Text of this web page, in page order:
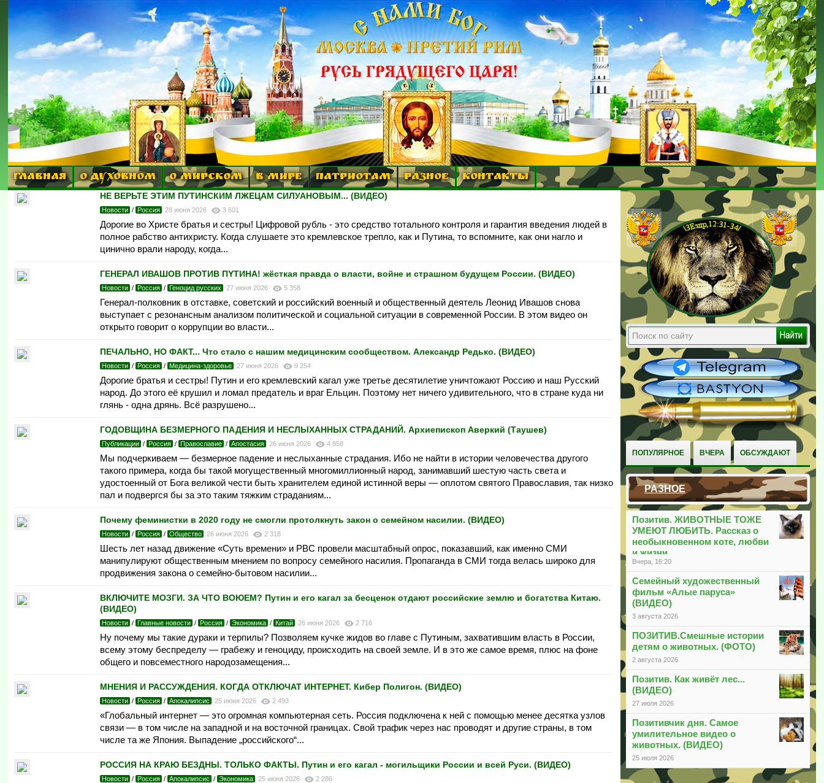
ГЛАВНАЯ О ДУХОВНОМ О МИРСКОМ В МИРЕ ПАТРИОТАМ РАЗНОЕ КОНТАКТЫ
ПОПУЛЯРНОЕ ВЧЕРА ОБСУЖДАЮТ
РАЗНОЕ
Позитив. ЖИВОТНЫЕ ТОЖЕ
УМЕЮТ ЛЮБИТЬ. Рассказ о
необыкновенном коте, любви
и жизни
Вчера, 16:20
Семейный художественный
фильм «Алые паруса»
(ВИДЕО)
3 августа 2026
ПОЗИТИВ.Смешные истории
детям о животных. (ФОТО)
2 августа 2026
Позитив. Как живёт лес...
(ВИДЕО)
27 июля 2026
Позитивчик дня. Самое
умилительное видео о
животных. (ВИДЕО)
25 июля 2026
НЕ ВЕРЬТЕ ЭТИМ ПУТИНСКИМ ЛЖЕЦАМ СИЛУАНОВЫМ... (ВИДЕО)
Новости / Россия 28 июня 2026 3 601
Дорогие во Христе братья и сестры! Цифровой рубль - это средство тотального контроля и гарантия введения людей в
полное рабство антихристу. Когда слушаете это кремлевское трепло, как и Путина, то вспомните, как они нагло и
цинично врали народу, когда...
ГЕНЕРАЛ ИВАШОВ ПРОТИВ ПYTИHA! жёсткая правда о власти, войне и страшном будущем России. (ВИДЕО)
Новости / Россия / Геноцид русских 27 июня 2026 5 358
Генерал-полковник в отставке, советский и российский военный и общественный деятель Леонид Ивашов снова
выступает с резонансным анализом политической и социальной ситуации в современной России. В этом видео он
открыто говорит о коррупции во власти...
ПЕЧАЛЬНО, НО ФАКТ... Что стало с нашим медицинским сообществом. Александр Редько. (ВИДЕО)
Новости / Россия / Медицина-здоровье 27 июня 2026 9 254
Дорогие братья и сестры! Путин и его кремлевский кагал уже третье десятилетие уничтожают Россию и наш Русский
народ. До этого её крушил и ломал предатель и враг Ельцин. Поэтому нет ничего удивительного, что в стране куда ни
глянь - одна дрянь. Всё разрушено...
ГОДОВЩИНА БЕЗМЕРНОГО ПАДЕНИЯ И НЕСЛЫХАННЫХ СТРАДАНИЙ. Архиепископ Аверкий (Таушев)
Публикации / Россия / Православие / Апостасия 26 июня 2026 4 858
Мы подчеркиваем — безмерное падение и неслыханные страдания. Ибо не найти в истории человечества другого
такого примера, когда бы такой могущественный многомиллионный народ, занимавший шестую часть света и
удостоенный от Бога великой чести быть хранителем единой истинной веры — оплотом святого Православия, так низко
пал и подвергся бы за это таким тяжким страданиям...
Почему феминистки в 2020 году не смогли протолкнуть закон о семейном насилии. (ВИДЕО)
Новости / Россия / Общество 26 июня 2026 2 318
Шесть лет назад движение «Суть времени» и РВС провели масштабный опрос, показавший, как именно СМИ
манипулируют общественным мнением по вопросу семейного насилия. Пропаганда в СМИ тогда велась широко для
продвижения закона о семейно-бытовом насилии...
ВКЛЮЧИТЕ МОЗГИ. ЗА ЧТО ВОЮЕМ? Путин и его кагал за бесценок отдают российские землю и богатства Китаю.
(ВИДЕО)
Новости / Главные новости / Россия / Экономика / Китай 26 июня 2026 2 716
Ну почему мы такие дураки и терпилы? Позволяем кучке жидов во главе с Путиным, захватившим власть в России,
всему этому беспределу — грабежу и геноциду, происходить на своей земле. И в это же самое время, плюс на фоне
общего и повсеместного народозамещения...
МНЕНИЯ И РАССУЖДЕНИЯ. КОГДА ОТКЛЮЧАТ ИНТЕРНЕТ. Кибер Полигон. (ВИДЕО)
Новости / Россия / Апокалипсис 25 июня 2026 2 493
«Глобальный интернет — это огромная компьютерная сеть. Россия подключена к ней с помощью менее десятка узлов
связи — в том числе на западной и на восточной границах. Свой трафик через нас проводят и другие страны, в том
числе та же Япония. Выпадение „российского“...
РОССИЯ НА КРАЮ БЕЗДНЫ. ТОЛЬКО ФАКТЫ. Путин и его кагал - могильщики России и всей Руси. (ВИДЕО)
Новости / Россия / Апокалипсис / Экономика 25 июня 2026 2 286